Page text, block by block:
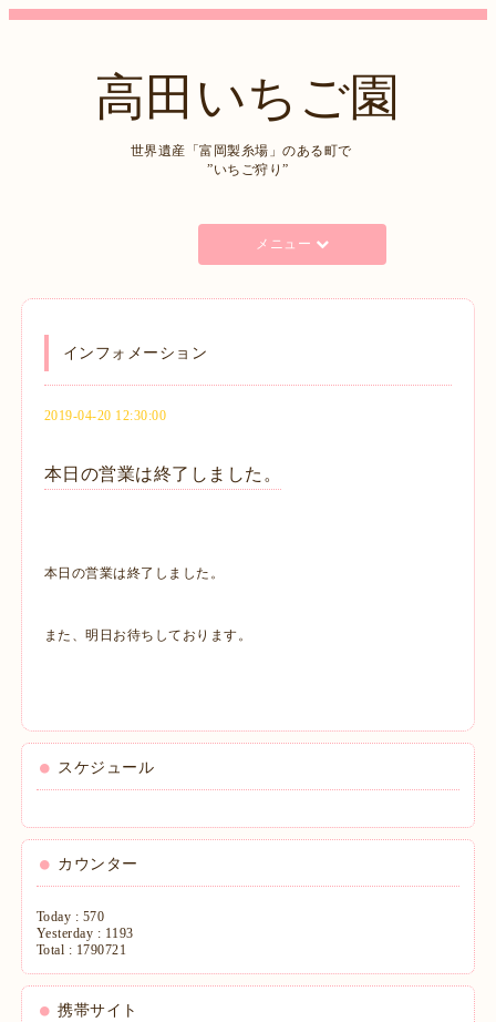
高田いちご園
世界遺産「富岡製糸場」のある町で
”いちご狩り”
メニュー
インフォメーション
2019-04-20 12:30:00
本日の営業は終了しました。
本日の営業は終了しました。
また、明日お待ちしております。
スケジュール
カウンター
Today : 570
Yesterday : 1193
Total : 1790721
携帯サイト